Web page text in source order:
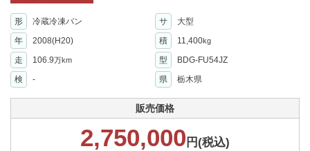
形 冷蔵冷凍バン サ
大型
年
2008(H20) 積 11,400kg
走 106.9万km 型
BDG-FU54JZ
検
- 県 栃木県
販売価格
2,750,000 円(税込)